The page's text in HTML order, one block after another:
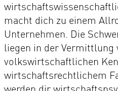
macht dich zu einem
Unternehmen. Die
liegen in der Vermittlung
volkswirtschaftlichen
wirtschaftsrechtlichem